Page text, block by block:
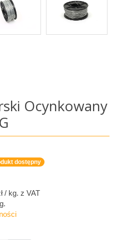
Ocynkowany
dostępny
/ kg. z VAT
.